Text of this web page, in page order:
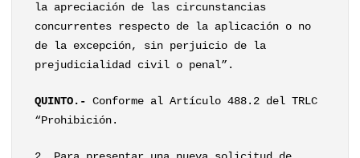
la apreciación de las circunstancias
concurrentes respecto de la aplicación o no
de la excepción, sin perjuicio de la
prejudicialidad civil o penal”.
QUINTO.- Conforme al Artículo 488.2 del TRLC
“Prohibición.